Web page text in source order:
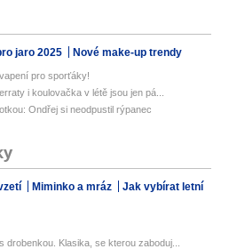
jaro 2025 Nové make-up trendy
pro sporťáky!
i koulovačka v létě jsou jen pá...
Ondřej si neodpustil rýpanec
Miminko a mráz
Jak vybírat letní
Klasika, se kterou zaboduj...